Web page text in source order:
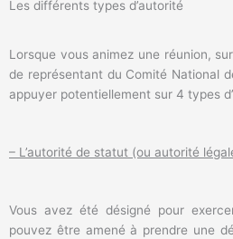
Les différents types d’autorité
Lorsque vous animez une réunion,
de représentant du Comité National
appuyer potentiellement sur 4 types
– L’autorité de statut (ou autorité
Vous avez été désigné pour
pouvez être amené à prendre une